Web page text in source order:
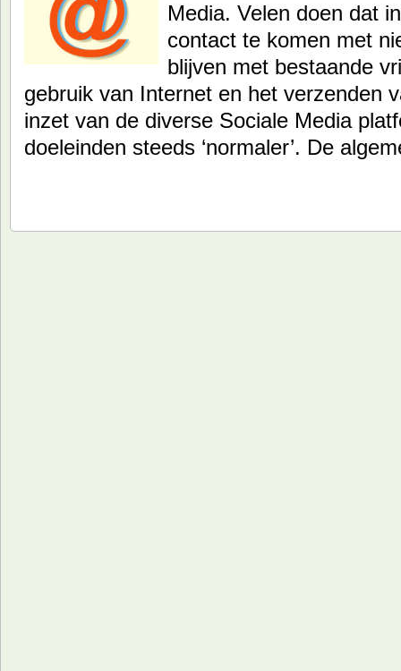
Media. Velen doen dat
contact te komen met
blijven met bestaande
gebruik van Internet en het verzenden
inzet van de diverse Sociale Media
doeleinden steeds ‘normaler’. De